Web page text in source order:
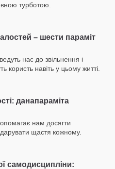
турботою.
– шести параміт
нас до звільнення і
користь навіть у цьому житті.
данапараміта
нам досягти
дарувати щастя кожному.
самодисципліни: